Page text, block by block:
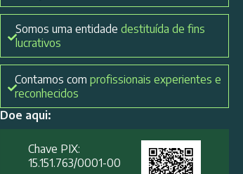
Somos uma entidadedestituída de fins
lucrativos
Contamos com profissionais experientes e
reconhecidos
Doe aqui:
Chave PIX:
15.151.763/0001-00​